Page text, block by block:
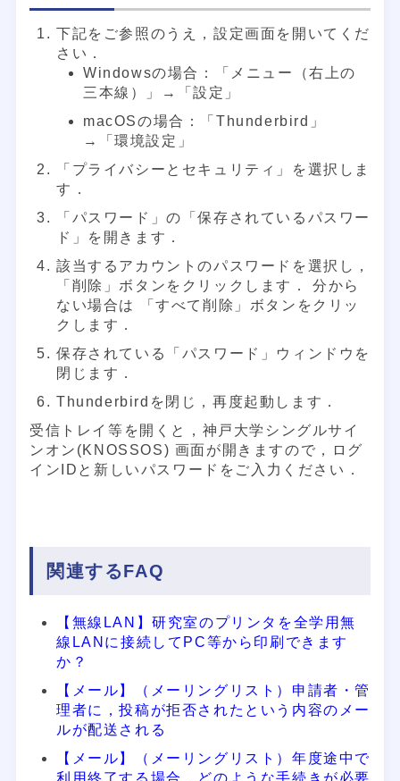
下記をご参照のうえ，設定画面を開いてくだ
さい．
Windowsの場合：「メニュー（右上の
三本線）」→「設定」
macOSの場合：「Thunderbird」
→「環境設定」
「プライバシーとセキュリティ」を選択しま
す．
「パスワード」の「保存されているパスワー
ド」を開きます．
該当するアカウントのパスワードを選択し，
「削除」ボタンをクリックします． 分から
ない場合は 「すべて削除」ボタンをクリッ
クします．
保存されている「パスワード」ウィンドウを
閉じます．
Thunderbirdを閉じ，再度起動します．
受信トレイ等を開くと，神戸大学シングルサイ
ンオン(KNOSSOS) 画面が開きますので，ログ
インIDと新しいパスワードをご入力ください．
関連するFAQ
【無線LAN】研究室のプリンタを全学用無
線LANに接続してPC等から印刷できます
か？
【メール】（メーリングリスト）申請者・管
理者に，投稿が拒否されたという内容のメー
ルが配送される
【メール】（メーリングリスト）年度途中で
利用終了する場合，どのような手続きが必要